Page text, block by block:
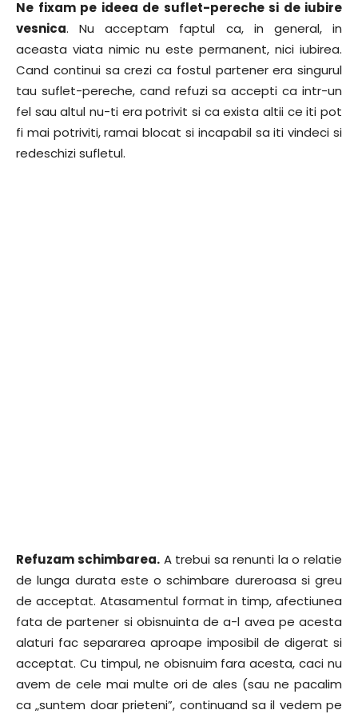
Ne fixam pe ideea de suflet-pereche si de iubire
vesnica. Nu acceptam faptul ca, in general, in
aceasta viata nimic nu este permanent, nici iubirea.
Cand continui sa crezi ca fostul partener era singurul
tau suflet-pereche, cand refuzi sa accepti ca intr-un
fel sau altul nu-ti era potrivit si ca exista altii ce iti pot
fi mai potriviti, ramai blocat si incapabil sa iti vindeci si
redeschizi sufletul.
Refuzam schimbarea.A trebui sa renunti la o relatie
de lunga durata este o schimbare dureroasa si greu
de acceptat. Atasamentul format in timp, afectiunea
fata de partener si obisnuinta de a-l avea pe acesta
alaturi fac separarea aproape imposibil de digerat si
acceptat. Cu timpul, ne obisnuim fara acesta, caci nu
avem de cele mai multe ori de ales (sau ne pacalim
ca „suntem doar prieteni”, continuand sa il vedem pe